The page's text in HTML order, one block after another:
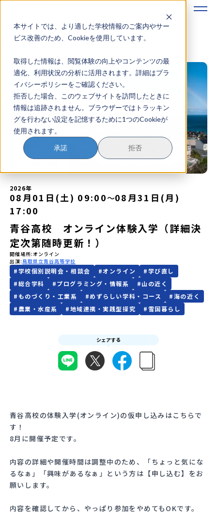
本サイトでは、より適した学校情報のご案内やサー
ビス改善のため、Cookieを使用しています。
取得した情報は、閲覧体験の向上やコンテンツの最
適化、利用状況の分析に活用されます。詳細はプラ
イバシーポリシーをご確認ください。
拒否した場合、このウェブサイトを訪問したときに
情報は追跡されません。ブラウザーではトラッキン
グを行わない設定を記憶するために1つのCookieが
使用されます。
承諾 拒否
地域みらい留学のすすめかた
地域みらい留学とは
学校を探す
イベントを探す
おためし地域留学
マガジン
奨学金について
？ イベント参加方法
会員登録 MYページログイン
2026年
08月01日(土) 09:00〜08月31日(月)
17:00
青谷高校 オンライン体験入学（詳細決
定次第随時更新！）
開催場所 オンライン
出演 鳥取県立青谷高等学校
#学校個別説明会・相談会 #オンライン #学び直し
#総合学科 #プログラミング・情報系 #山の近く
# ものづくり・工業系 #めずらしい学科・コース #海の近く
# 農業・水産系 #地域連携・実践型探究 #雪国暮らし
シェアする
青谷高校の体験入学(オンライン)の仮申し込みはこちらで
す！
8月に開催予定です。
内容の詳細や開催時間は調整中のため、「ちょっと気にな
るなぁ」「興味があるなぁ」という方は【申し込む】をお
願いします。
内容を確認してから、やっぱり参加をやめてもOKです。